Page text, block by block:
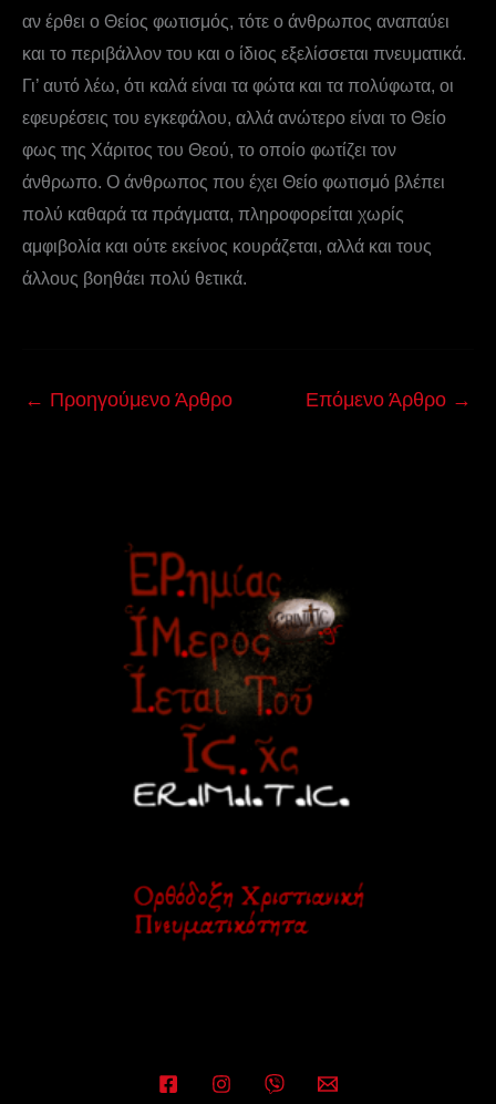
αν έρθει ο Θείος φωτισμός, τότε ο άνθρωπος αναπαύει
και το περιβάλλον του και ο ίδιος εξελίσσεται πνευματικά.
Γι’ αυτό λέω, ότι καλά είναι τα φώτα και τα πολύφωτα, οι
εφευρέσεις του εγκεφάλου, αλλά ανώτερο είναι το Θείο
φως της Χάριτος του Θεού, το οποίο φωτίζει τον
άνθρωπο. Ο άνθρωπος που έχει Θείο φωτισμό βλέπει
πολύ καθαρά τα πράγματα, πληροφορείται χωρίς
αμφιβολία και ούτε εκείνος κουράζεται, αλλά και τους
άλλους βοηθάει πολύ θετικά.
← Προηγούμενο Άρθρο Επόμενο Άρθρο →